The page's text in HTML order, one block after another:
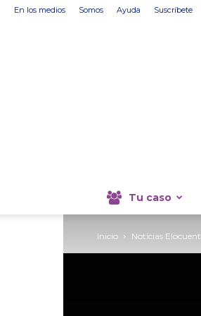
En los medios Somos Ayuda Suscríbete
Tu caso
Inicio Noticias Elocuent